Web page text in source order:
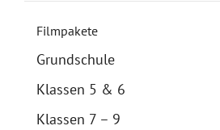
Filmpakete
Grundschule
Klassen 5 & 6
Klassen 7 – 9